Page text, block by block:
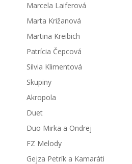
Marcela Laiferová
Marta Križanová
Martina Kreibich
Patrícia Čepcová
Silvia Klimentová
Skupiny
Akropola
Duet
Duo Mirka a Ondrej
FZ Melody
Gejza Petrík a Kamaráti